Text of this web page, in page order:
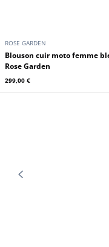
ROSE GARDEN
Blouson cuir femme marron Rose
Garden